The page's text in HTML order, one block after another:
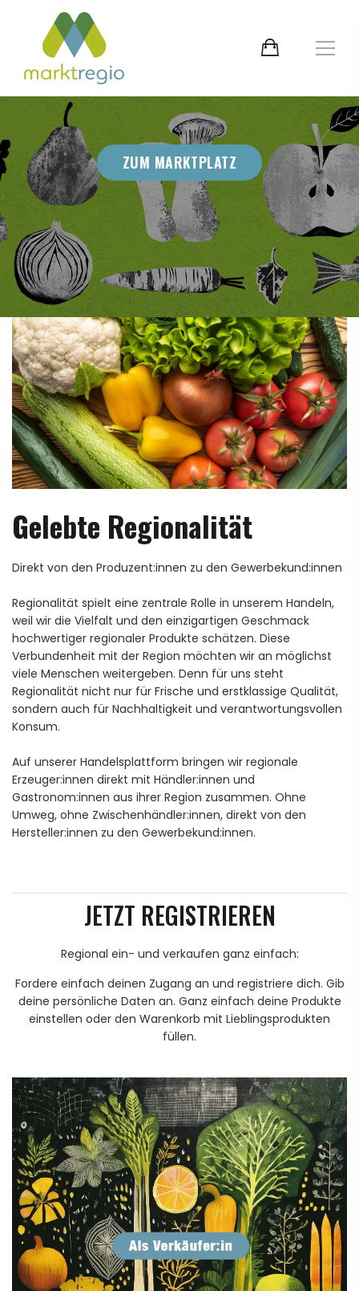
ZUM MARKTPLATZ
Gelebte Regionalität
Direkt von den Produzent:innen zu den Gewerbekund:innen
Regionalität spielt eine zentrale Rolle in unserem Handeln,
weil wir die Vielfalt und den einzigartigen Geschmack
hochwertiger regionaler Produkte schätzen. Diese
Verbundenheit mit der Region möchten wir an möglichst
viele Menschen weitergeben. Denn für uns steht
Regionalität nicht nur für Frische und erstklassige Qualität,
sondern auch für Nachhaltigkeit und verantwortungsvollen
Konsum.
Auf unserer Handelsplattform bringen wir regionale
Erzeuger:innen direkt mit Händler:innen und
Gastronom:innen aus ihrer Region zusammen. Ohne
Umweg, ohne Zwischenhändler:innen, direkt von den
Hersteller:innen zu den Gewerbekund:innen.
JETZT REGISTRIEREN
Regional ein- und verkaufen ganz einfach:
Fordere einfach deinen Zugang an und registriere dich. Gib
deine persönliche Daten an. Ganz einfach deine Produkte
einstellen oder den Warenkorb mit Lieblingsprodukten
füllen.